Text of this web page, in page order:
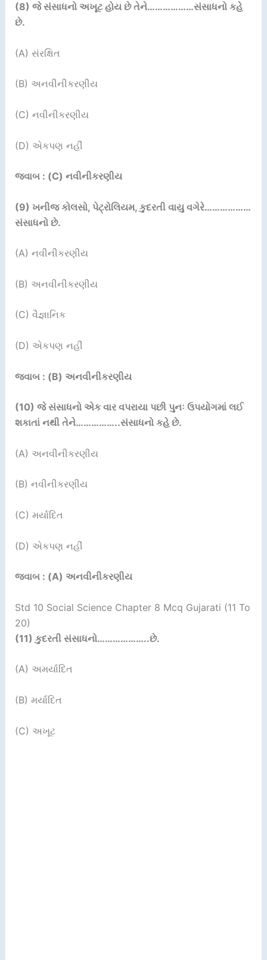
(8) જે સંસાધનો અખૂટ હોય છે તેને………………સંસાધનો કહે
છે.
(A) સંરક્ષિત
(B) અનવીનીકરણીય
(C) નવીનીકરણીય
(D) એકપણ નહીં
જવાબ : (C) નવીનીકરણીય
(9) ખનીજ કોલસો, પેટ્રોલિયમ, કુદરતી વાયુ વગેરે………………
સંસાધનો છે.
(A) નવીનીકરણીય
(B) અનવીનીકરણીય
(C) વૈજ્ઞાનિક
(D) એકપણ નહીં
જવાબ : (B) અનવીનીકરણીય
(10) જે સંસાધનો એક વાર વપરાયા પછી પુનઃ ઉપયોગમાં લઈ
શકાતાં નથી તેને……………..સંસાધનો કહે છે.
(A) અનવીનીકરણીય
(B) નવીનીકરણીય
(C) મર્યાદિત
(D) એકપણ નહીં
જવાબ : (A) અનવીનીકરણીય
Std 10 Social Science Chapter 8 Mcq Gujarati (11 To
20)
(11) કુદરતી સંસાધનો………………..છે.
(A) અમર્યાદિત
(B) મર્યાદિત
(C) અખૂટ